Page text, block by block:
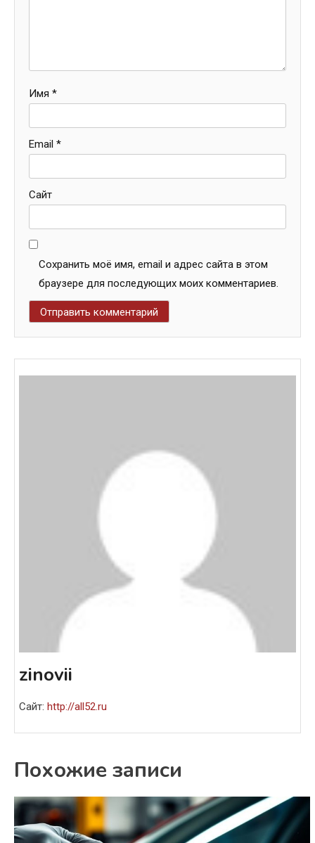
Имя *
Email *
Сайт
Сохранить моё имя, email и адрес сайта в этом
браузере для последующих моих комментариев.
zinovii
Сайт: http://all52.ru
Похожие записи